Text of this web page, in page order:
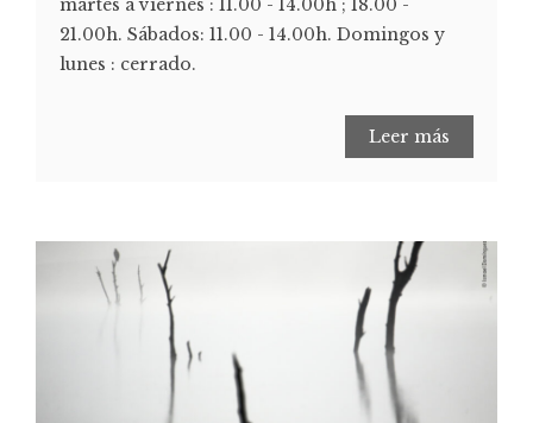
martes a viernes : 11.00 - 14.00h ; 18.00 -
21.00h. Sábados: 11.00 - 14.00h. Domingos y
lunes : cerrado.
Leer más